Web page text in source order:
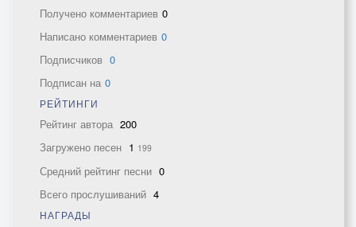
Получено комментариев 0
Написано комментариев 0
Подписчиков 0
Подписан на 0
РЕЙТИНГИ
Рейтинг автора 200
Загружено песен 1 199
Средний рейтинг песни 0
Всего прослушиваний 4
НАГРАДЫ